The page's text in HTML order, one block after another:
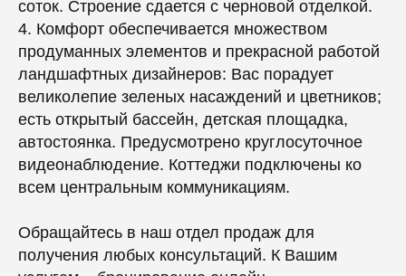
соток. Строение сдается с черновой отделкой.
4. Комфорт обеспечивается множеством
продуманных элементов и прекрасной работой
ландшафтных дизайнеров: Вас порадует
великолепие зеленых насаждений и цветников;
есть открытый бассейн, детская площадка,
автостоянка. Предусмотрено круглосуточное
видеонаблюдение. Коттеджи подключены ко
всем центральным коммуникациям.
Обращайтесь в наш отдел продаж для
получения любых консультаций. К Вашим